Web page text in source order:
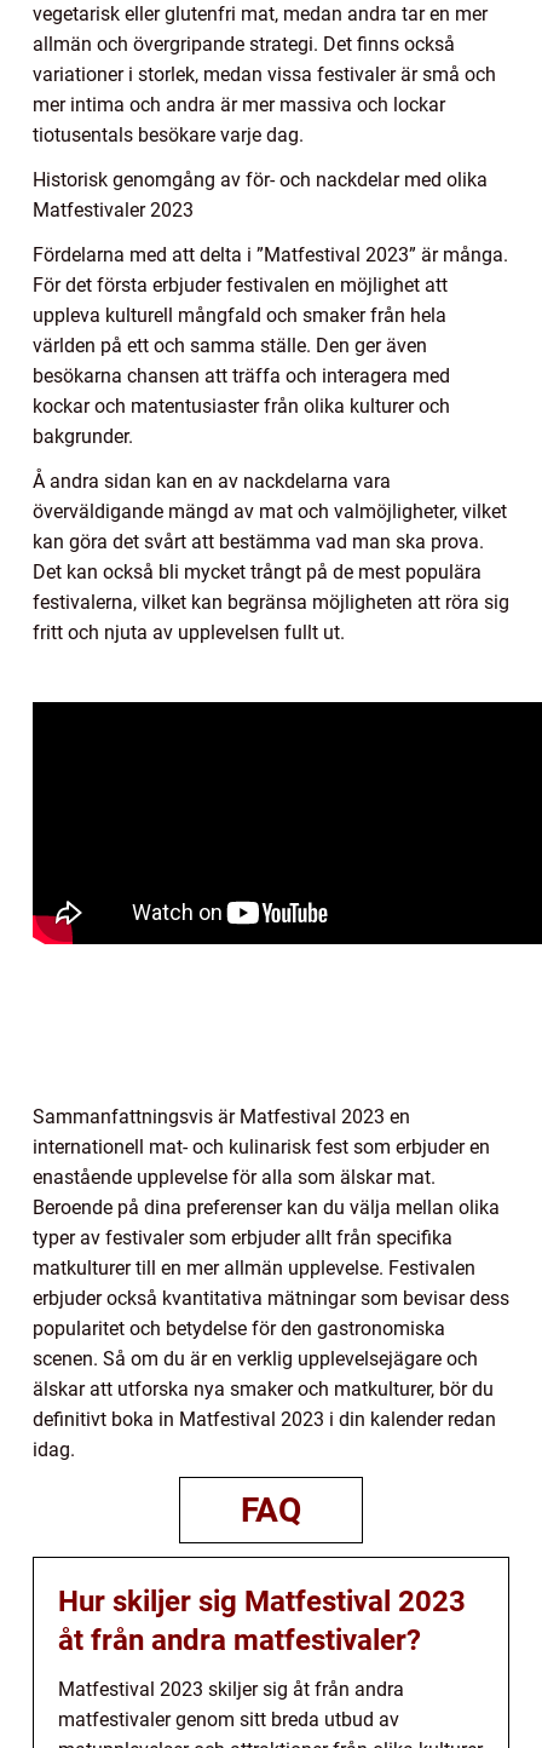
vegetarisk eller glutenfri mat, medan andra tar en mer
allmän och övergripande strategi. Det finns också
variationer i storlek, medan vissa festivaler är små och
mer intima och andra är mer massiva och lockar
tiotusentals besökare varje dag.
Historisk genomgång av för- och nackdelar med olika
Matfestivaler 2023
Fördelarna med att delta i ”Matfestival 2023” är många.
För det första erbjuder festivalen en möjlighet att
uppleva kulturell mångfald och smaker från hela
världen på ett och samma ställe. Den ger även
besökarna chansen att träffa och interagera med
kockar och matentusiaster från olika kulturer och
bakgrunder.
Å andra sidan kan en av nackdelarna vara
överväldigande mängd av mat och valmöjligheter, vilket
kan göra det svårt att bestämma vad man ska prova.
Det kan också bli mycket trångt på de mest populära
festivalerna, vilket kan begränsa möjligheten att röra sig
fritt och njuta av upplevelsen fullt ut.
Sammanfattningsvis är Matfestival 2023 en
internationell mat- och kulinarisk fest som erbjuder en
enastående upplevelse för alla som älskar mat.
Beroende på dina preferenser kan du välja mellan olika
typer av festivaler som erbjuder allt från specifika
matkulturer till en mer allmän upplevelse. Festivalen
erbjuder också kvantitativa mätningar som bevisar dess
popularitet och betydelse för den gastronomiska
scenen. Så om du är en verklig upplevelsejägare och
älskar att utforska nya smaker och matkulturer, bör du
definitivt boka in Matfestival 2023 i din kalender redan
idag.
FAQ
Hur skiljer sig Matfestival 2023
åt från andra matfestivaler?
Matfestival 2023 skiljer sig åt från andra
matfestivaler genom sitt breda utbud av